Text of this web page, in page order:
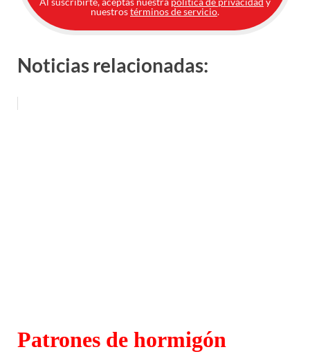
nuestrostérminos de servicio.
Noticias relacionadas:
Patrones de hormigón